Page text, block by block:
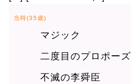
当時(35歳)
マジック
二度目のプロポーズ
不滅の李舜臣